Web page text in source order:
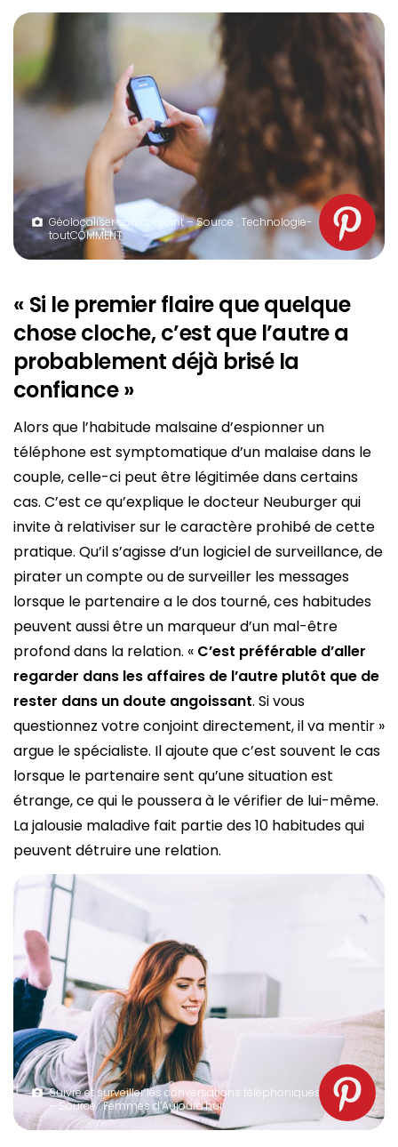
Géolocaliser son conjoint – Source : Technologie-
toutCOMMENT
« Si le premier flaire que quelque
chose cloche, c’est que l’autre a
probablement déjà brisé la
confiance »
Alors que l’habitude malsaine d’espionner un
téléphone est symptomatique d’un malaise dans le
couple, celle-ci peut être légitimée dans certains
cas. C’est ce qu’explique le docteur Neuburger qui
invite à relativiser sur le caractère prohibé de cette
pratique. Qu’il s’agisse d’un logiciel de surveillance, de
pirater un compte ou de surveiller les messages
lorsque le partenaire a le dos tourné, ces habitudes
peuvent aussi être un marqueur d’un mal-être
profond dans la relation. « C’est préférable d’aller
regarder dans les affaires de l’autre plutôt que de
rester dans un doute angoissant. Si vous
questionnez votre conjoint directement, il va mentir »
argue le spécialiste. Il ajoute que c’est souvent le cas
lorsque le partenaire sent qu’une situation est
étrange, ce qui le poussera à le vérifier de lui-même.
La jalousie maladive fait partie des 10 habitudes qui
peuvent détruire une relation.
Suivre et surveiller les conversations téléphoniques
– Source : Femmes d’Aujourd’hui